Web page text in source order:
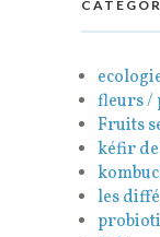
fleurs /
Fruits
kéfir
les